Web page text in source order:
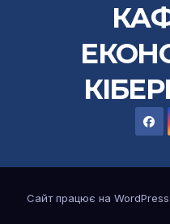
Сайт працює на WordPress